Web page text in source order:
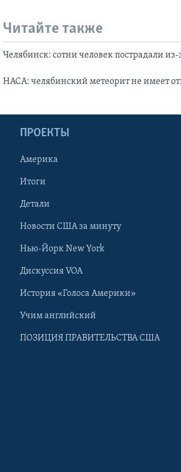
Читайте также
Челябинск: сотни человек пострадали
НАСА: челябинский метеорит не имеет
ПРОЕКТЫ
Америка
Итоги
Детали
Новости США за минуту
Нью-Йорк New York
Дискуссия VOA
История «Голоса Америки»
Учим английский
ПОЗИЦИЯ ПРАВИТЕЛЬСТВА США